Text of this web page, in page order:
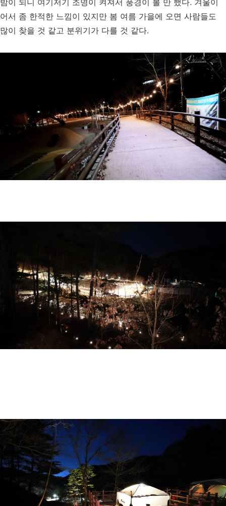
밤이 되니 여기저기 조명이 켜져서 풍경이 볼 만 했다. 겨울이
어서 좀 한적한 느낌이 있지만 봄 여름 가을에 오면 사람들도
많이 찾을 것 같고 분위기가 다를 것 같다.